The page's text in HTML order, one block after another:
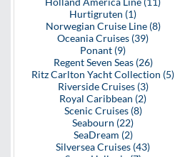
Hurtigruten (1)
Norwegian Cruise Line (8)
Oceania Cruises (39)
Ponant (9)
Regent Seven Seas (26)
Ritz Carlton Yacht Collection (5)
Riverside Cruises (3)
Royal Caribbean (2)
Scenic Cruises (8)
Seabourn (22)
SeaDream (2)
Silversea Cruises (43)